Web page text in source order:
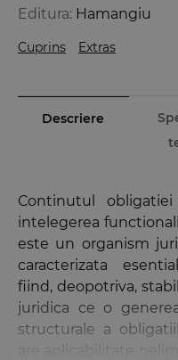
Editura: Hamangiu
Cuprins Extras
Descriere
Continutul
intelegerea
este un organism
caracterizata
fiind, deopotriva,
juridica ce o
structurale a